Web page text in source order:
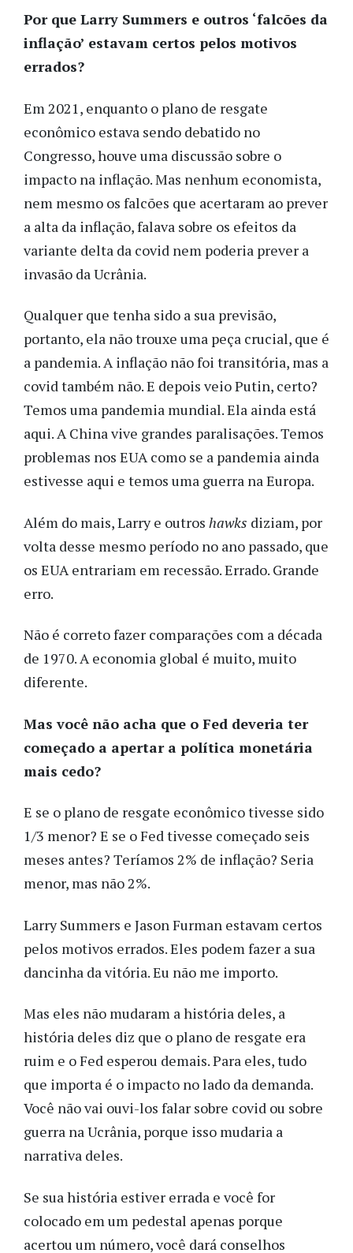
Por que Larry Summers e outros ‘falcões da
inflação’ estavam certos pelos motivos
errados?
Em 2021, enquanto o plano de resgate
econômico estava sendo debatido no
Congresso, houve uma discussão sobre o
impacto na inflação. Mas nenhum economista,
nem mesmo os falcões que acertaram ao prever
a alta da inflação, falava sobre os efeitos da
variante delta da covid nem poderia prever a
invasão da Ucrânia.
Qualquer que tenha sido a sua previsão,
portanto, ela não trouxe uma peça crucial, que é
a pandemia. A inflação não foi transitória, mas a
covid também não. E depois veio Putin, certo?
Temos uma pandemia mundial. Ela ainda está
aqui. A China vive grandes paralisações. Temos
problemas nos EUA como se a pandemia ainda
estivesse aqui e temos uma guerra na Europa.
Além do mais, Larry e outros hawks diziam, por
volta desse mesmo período no ano passado, que
os EUA entrariam em recessão. Errado. Grande
erro.
Não é correto fazer comparações com a década
de 1970. A economia global é muito, muito
diferente.
Mas você não acha que o Fed deveria ter
começado a apertar a política monetária
mais cedo?
E se o plano de resgate econômico tivesse sido
1/3 menor? E se o Fed tivesse começado seis
meses antes? Teríamos 2% de inflação? Seria
menor, mas não 2%.
Larry Summers e Jason Furman estavam certos
pelos motivos errados. Eles podem fazer a sua
dancinha da vitória. Eu não me importo.
Mas eles não mudaram a história deles, a
história deles diz que o plano de resgate era
ruim e o Fed esperou demais. Para eles, tudo
que importa é o impacto no lado da demanda.
Você não vai ouvi-los falar sobre covid ou sobre
guerra na Ucrânia, porque isso mudaria a
narrativa deles.
Se sua história estiver errada e você for
colocado em um pedestal apenas porque
acertou um número, você dará conselhos